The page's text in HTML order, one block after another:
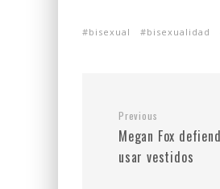
bisexual bisexualidad
Previous
Megan Fox
usar vestidos